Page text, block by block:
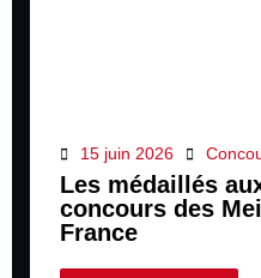
15 juin 2026
Les médaillés
concours des
France